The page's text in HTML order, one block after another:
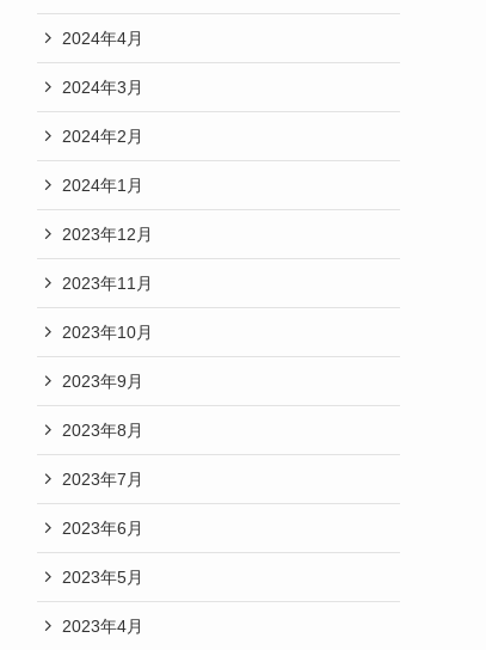
2024年4月
2024年3月
2024年2月
2024年1月
2023年12月
2023年11月
2023年10月
2023年9月
2023年8月
2023年7月
2023年6月
2023年5月
2023年4月